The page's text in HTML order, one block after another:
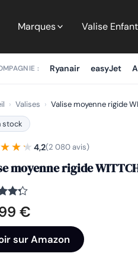
Marques Valise Enfant
: Ryanair easyJet
› Valises › Valise moyenne rigide
stock
4,2(2 080 avis)
moyenne rigide
4.2
€
sur Amazon